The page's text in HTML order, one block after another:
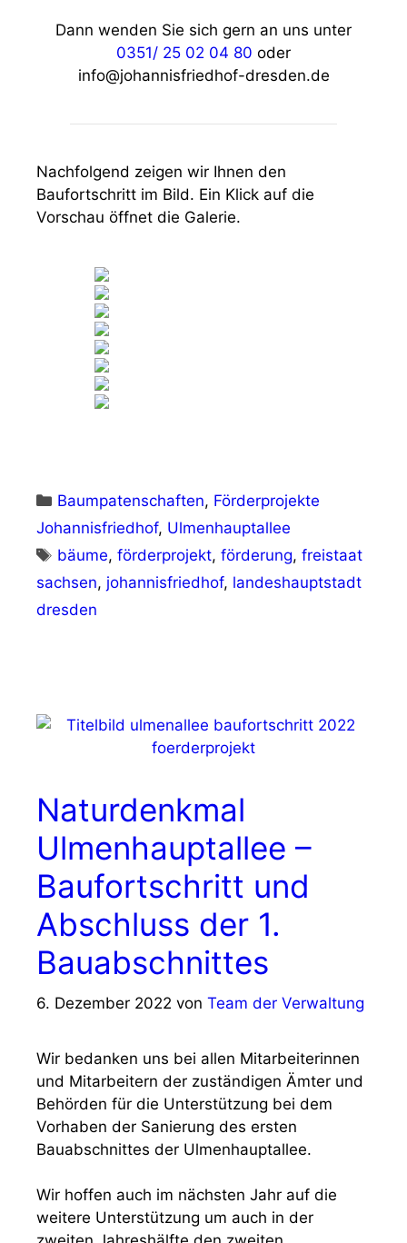
Dann wenden Sie sich gern an uns unter
0351/ 25 02 04 80 oder
info@johannisfriedhof-dresden.de
Nachfolgend zeigen wir Ihnen den
Baufortschritt im Bild. Ein Klick auf die
Vorschau öffnet die Galerie.
Kategorien
Baumpatenschaften, Förderprojekte
Johannisfriedhof, Ulmenhauptallee
Schlagwörter
bäume,förderprojekt,förderung,freistaat
sachsen, johannisfriedhof, landeshauptstadt
dresden
Naturdenkmal
Ulmenhauptallee –
Baufortschritt und
Abschluss der 1.
Bauabschnittes
6. Dezember 2022 von Team der Verwaltung
Wir bedanken uns bei allen Mitarbeiterinnen
und Mitarbeitern der zuständigen Ämter und
Behörden für die Unterstützung bei dem
Vorhaben der Sanierung des ersten
Bauabschnittes der Ulmenhauptallee.
Wir hoffen auch im nächsten Jahr auf die
weitere Unterstützung um auch in der